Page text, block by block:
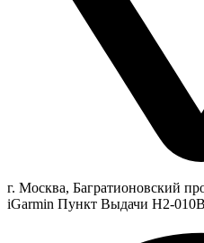
г. Москва, Багратионовский
iGarmin Пункт Выдачи Н2-010В